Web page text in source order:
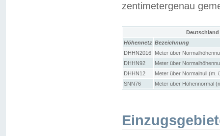
zentimetergenau
Höhennetz Bezeichnung
DHHN2016
Meter über
DHHN92
Meter über
DHHN12
Meter über Normalnull (m.
SNN76
Meter über Höhennormal